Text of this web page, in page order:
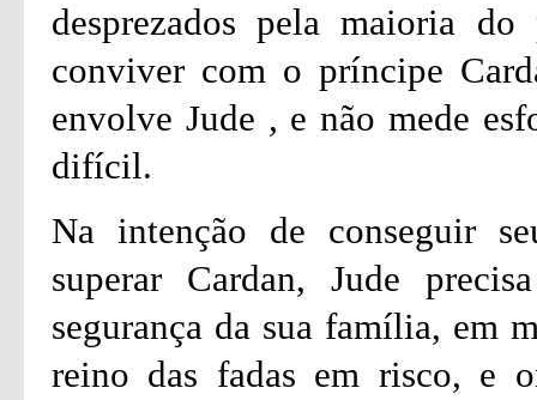
desprezados pela maioria
conviver com o príncipe
envolve Jude , e não mede
difícil.
Na intenção de conseguir
superar Cardan, Jude
segurança da sua família, em
reino das fadas em risco, e